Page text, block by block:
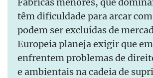
têm dificuldade para arcar
podem ser excluídas de
Europeia planeja exigir que
enfrentem problemas de
e ambientais na cadeia de